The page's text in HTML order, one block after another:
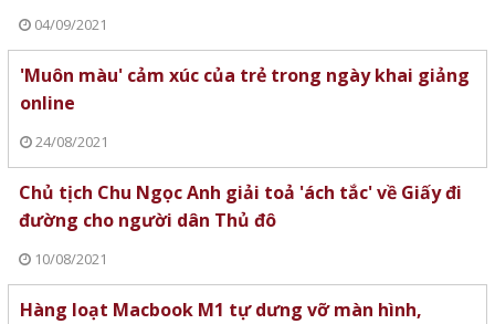
04/09/2021
'Muôn màu' cảm xúc của trẻ trong ngày khai giảng
online
24/08/2021
Chủ tịch Chu Ngọc Anh giải toả 'ách tắc' về Giấy đi
đường cho người dân Thủ đô
10/08/2021
Hàng loạt Macbook M1 tự dưng vỡ màn hình,